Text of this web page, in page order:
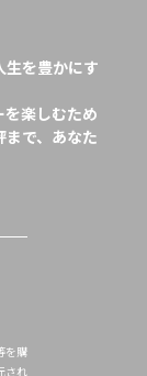
生を豊かにす
楽しむため
で、あなた
を購
され